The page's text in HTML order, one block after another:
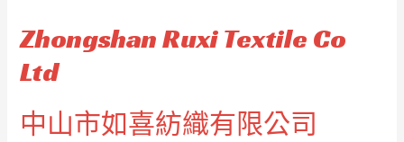
Zhongshan Ruxi Textile Co
Ltd
中山市如喜紡織有限公司